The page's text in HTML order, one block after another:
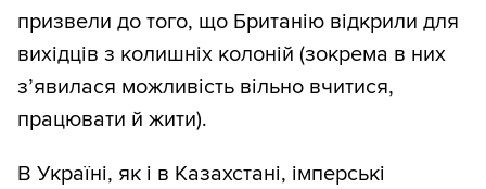
призвели до того, що Британію відкрили для
вихідців з колишніх колоній (зокрема в них
з’явилася можливість вільно вчитися,
працювати й жити).
В Україні, як і в Казахстані, імперські